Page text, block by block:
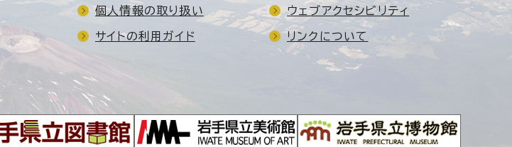
個人情報の取り扱い ウェブアクセシビリティ
サイトの利用ガイド リンクについて